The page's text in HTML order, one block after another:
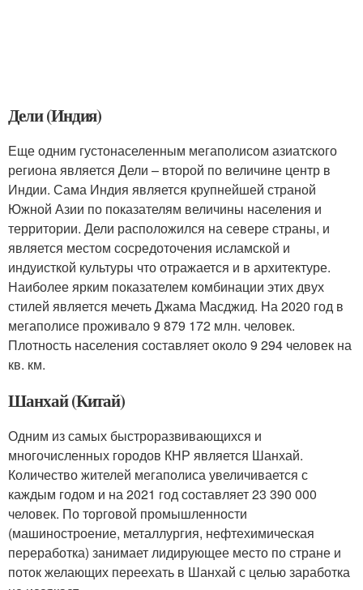
Дели (Индия)
Еще одним густонаселенным мегаполисом азиатского
региона является Дели – второй по величине центр в
Индии. Сама Индия является крупнейшей страной
Южной Азии по показателям величины населения и
территории. Дели расположился на севере страны, и
является местом сосредоточения исламской и
индуисткой культуры что отражается и в архитектуре.
Наиболее ярким показателем комбинации этих двух
стилей является мечеть Джама Масджид. На 2020 год в
мегаполисе проживало 9 879 172 млн. человек.
Плотность населения составляет около 9 294 человек на
кв. км.
Шанхай (Китай)
Одним из самых быстроразвивающихся и
многочисленных городов КНР является Шанхай.
Количество жителей мегаполиса увеличивается с
каждым годом и на 2021 год составляет 23 390 000
человек. По торговой промышленности
(машиностроение, металлургия, нефтехимическая
переработка) занимает лидирующее место по стране и
поток желающих переехать в Шанхай с целью заработка